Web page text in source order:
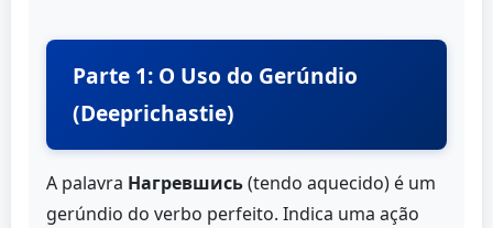
Parte 1: O Uso do Gerúndio
(Deeprichastie)
A palavra Нагревшись(tendo aquecido) é um
gerúndio do verbo perfeito. Indica uma ação